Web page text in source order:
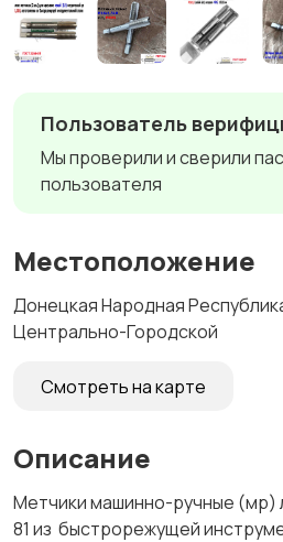
Пользователь
Мы проверили и сверили
пользователя
Местоположение
Донецкая Народная
Центрально-Городской
Смотреть на карте
Описание
Метчики машинно-ручные (мр)
81 из быстрорежущей